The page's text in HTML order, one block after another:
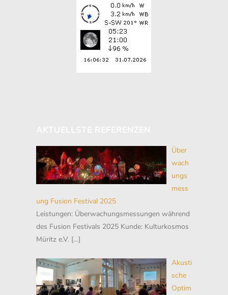
Über
wach
ungs
mess
ung Fusion Festival 2025
Leistungen: Überwachungsmessungen während
des Fusion Festivals 2025 Kunde: Kulturkosmos
Müritz e.V. […]
Akusti
sche
Optim